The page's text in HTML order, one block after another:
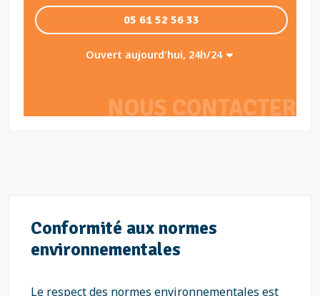
NOUS CONTACTER
05 61 52 56 33
Ouvert aujourd'hui, 24h/24
Conformité aux normes
environnementales
Le respect des normes environnementales est